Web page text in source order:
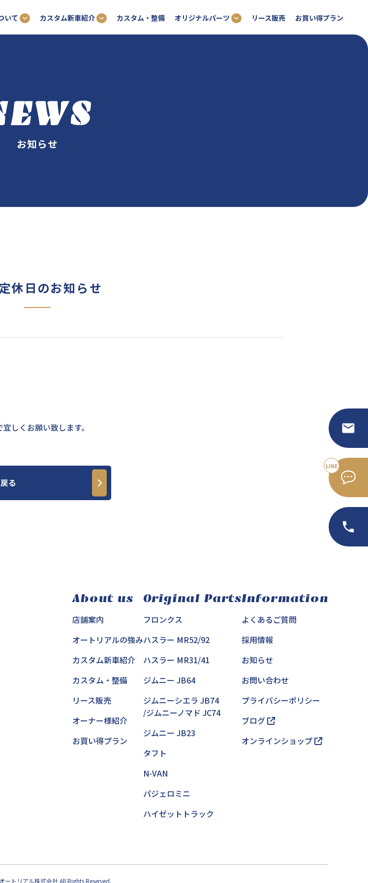
いて カスタム新車紹介 カスタム・整備 オリジナルパーツ リース販売 お買い得プラン
お知らせ
休日のお知らせ
しくお願い致します。
る
About us
店舗案内
オートリアルの強み
カスタム新車紹介
カスタム・整備
リース販売
オーナー様紹介
お買い得プラン
Original Parts
フロンクス
ハスラー MR52/92
ハスラー MR31/41
ジムニー JB64
ジムニーシエラ JB74
/ジムニーノマド JC74
ジムニー JB23
タフト
N-VAN
パジェロミニ
ハイゼットトラック
Information
よくあるご質問
採用情報
お知らせ
お問い合わせ
プライバシーポリシー
ブログ
オンラインショップ
トリアル株式会社 All Rights Reserved.